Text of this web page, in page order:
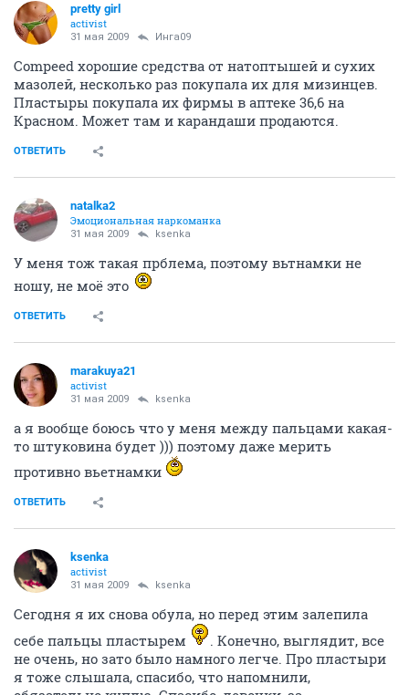
pretty girl
activist
31 мая 2009 Инга09
Compeed хорошие средства от натоптышей и сухих
мазолей, несколько раз покупала их для мизинцев.
Пластыры покупала их фирмы в аптеке 36,6 на
Красном. Может там и карандаши продаются.
ОТВЕТИТЬ
natalka2
Эмоциональная наркоманка
31 мая 2009 ksenka
У меня тож такая прблема, поэтому вьтнамки не
ношу, не моё это
ОТВЕТИТЬ
marakuya21
activist
31 мая 2009 ksenka
а я вообще боюсь что у меня между пальцами какая-
то штуковина будет ))) поэтому даже мерить
противно вьетнамки
ОТВЕТИТЬ
ksenka
activist
31 мая 2009 ksenka
Сегодня я их снова обула, но перед этим залепила
себе пальцы пластырем
. Конечно, выглядит, все
не очень, но зато было намного легче. Про пластыри
я тоже слышала, спасибо, что напомнили,